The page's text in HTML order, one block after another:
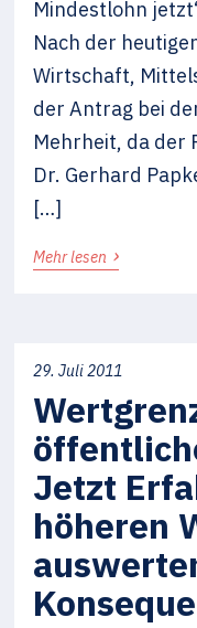
Mindestlohn
Nach der
Wirtschaft,
der Antrag bei
Mehrheit, da der
Dr. Gerhard
[…]
Mehr lesen ›
29. Juli 2011
Jetzt
höheren